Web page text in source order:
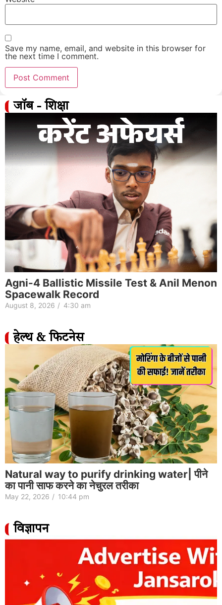
Save my name, email, and website in this browser for
the next time I comment.
जॉब - शिक्षा
Agni-4 Ballistic Missile Test & Anil Menon
Spacewalk Record
August 8, 2026 / 4:30 am
हेल्थ & फिटनेस
Natural way to purify drinking water| पीने
का पानी साफ करने का नेचुरल तरीका
May 22, 2026 / 10:44 pm
विज्ञापन